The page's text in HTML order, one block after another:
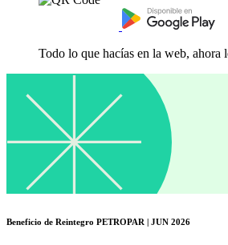
Todo lo que hacías en la web, ahora
Beneficio de Reintegro PETROPAR | JUN 2026